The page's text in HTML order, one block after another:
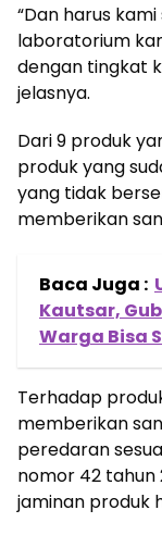
“Dan harus
laboratorium
dengan tingkat
jelasnya.
Dari 9 produk
produk yang
yang tidak
memberikan
Baca Juga :
Kautsar,
Warga Bisa
Terhadap
memberikan
peredaran
nomor 42
jaminan produk